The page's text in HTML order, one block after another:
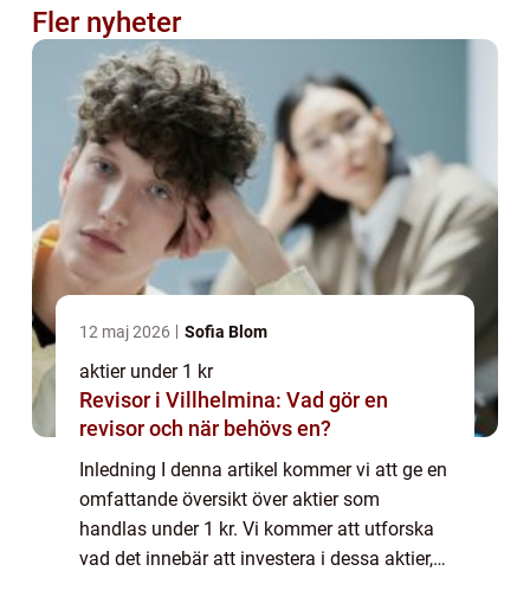
Fler nyheter
12 maj 2026 Sofia Blom
aktier under 1 kr
Revisor i Villhelmina: Vad gör en
revisor och när behövs en?
Inledning I denna artikel kommer vi att ge en
omfattande översikt över aktier som
handlas under 1 kr. Vi kommer att utforska
vad det innebär att investera i dessa aktier,